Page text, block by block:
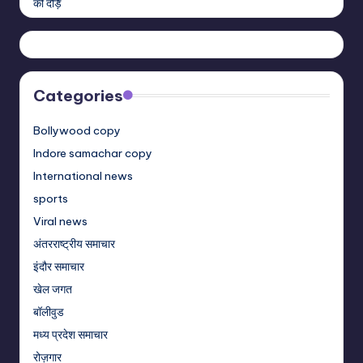
Categories
Bollywood copy
Indore samachar copy
International news
sports
Viral news
अंतरराष्ट्रीय समाचार
इंदौर समाचार
खेल जगत
बॉलीवुड
मध्य प्रदेश समाचार
रोज़गार